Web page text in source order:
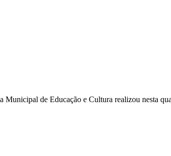
Municipal de Educação e Cultura realizou nesta